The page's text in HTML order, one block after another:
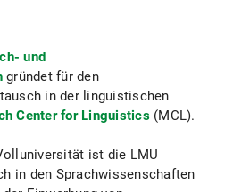
und
gründet für den
in der linguistischen
Center for Linguistics(MCL).
ist die LMU
in den Sprachwissenschaften